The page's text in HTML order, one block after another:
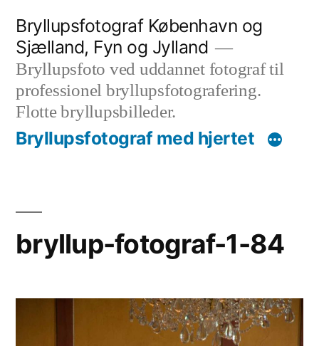
indhold
Bryllupsfotograf København og
Sjælland, Fyn og Jylland
Bryllupsfoto ved uddannet fotograf til
professionel bryllupsfotografering.
Flotte bryllupsbilleder.
Bryllupsfotograf med hjertet
bryllup-fotograf-1-84